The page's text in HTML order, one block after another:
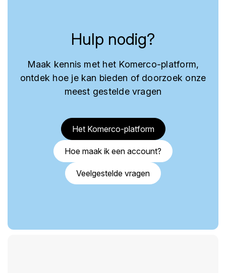
Hulp nodig?
Maak kennis met het Komerco-platform,
ontdek hoe je kan bieden of doorzoek onze
meest gestelde vragen
Het Komerco-platform
Hoe maak ik een account?
Veelgestelde vragen